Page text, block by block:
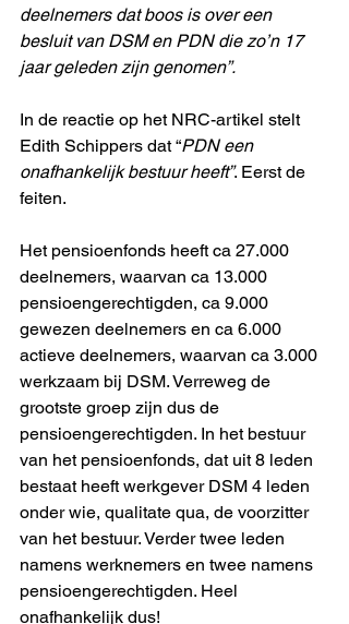
deelnemers dat boos is over een
besluit van DSM en PDN die zo’n 17
jaar geleden zijn genomen”.
In de reactie op het NRC-artikel stelt
Edith Schippers dat “PDN een
onafhankelijk bestuur heeft”. Eerst de
feiten.
Het pensioenfonds heeft ca 27.000
deelnemers, waarvan ca 13.000
pensioengerechtigden, ca 9.000
gewezen deelnemers en ca 6.000
actieve deelnemers, waarvan ca 3.000
werkzaam bij DSM. Verreweg de
grootste groep zijn dus de
pensioengerechtigden. In het bestuur
van het pensioenfonds, dat uit 8 leden
bestaat heeft werkgever DSM 4 leden
onder wie, qualitate qua, de voorzitter
van het bestuur. Verder twee leden
namens werknemers en twee namens
pensioengerechtigden. Heel
onafhankelijk dus!